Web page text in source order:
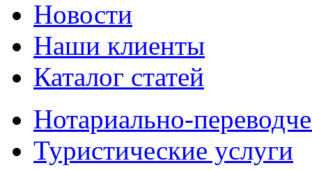
Новости
Наши клиенты
Каталог статей
Нотариально-
Туристические услуги